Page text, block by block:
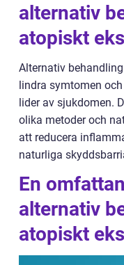
alternativ
atopiskt
Alternativ
lindra symtomen
lider av sjukdomen.
olika metoder och
att reducera
naturliga
En
alternativ
atopiskt